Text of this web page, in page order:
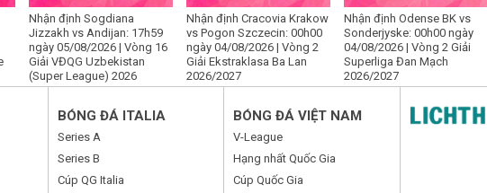
Nhận định Sogdiana
Jizzakh vs Andijan: 17h59
ngày 05/08/2026 | Vòng 16
Giải VĐQG Uzbekistan
(Super League) 2026
Nhận định Cracovia Krakow
vs Pogon Szczecin: 00h00
ngày 04/08/2026 | Vòng 2
Giải Ekstraklasa Ba Lan
2026/2027
Nhận định Odense BK vs
Sonderjyske: 00h00 ngày
04/08/2026 | Vòng 2 Giải
Superliga Đan Mạch
2026/2027
BÓNG ĐÁ ITALIA
Series A
Series B
Cúp QG Italia
BÓNG ĐÁ VIỆT NAM
V-League
Hạng nhất Quốc Gia
Cúp Quốc Gia